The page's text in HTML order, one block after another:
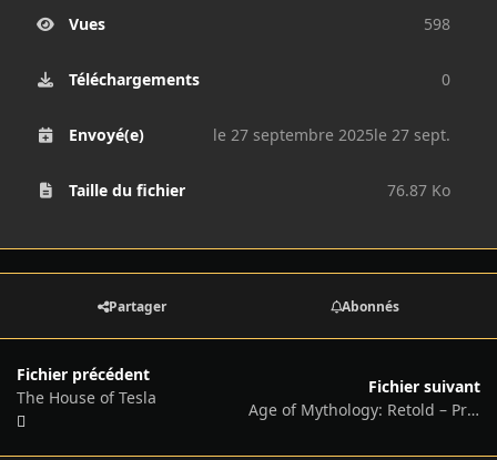
Vues 598
Téléchargements 0
Envoyé(e) le 27 septembre 2025le 27 sept.
Taille du fichier 76.87 Ko
Partager Abonnés
Fichier précédent
The House of Tesla
Fichier suivant
Age of Mythology: Retold – Premium Edition, v100.18.49472.0 + 5 DLCs/Bonuses